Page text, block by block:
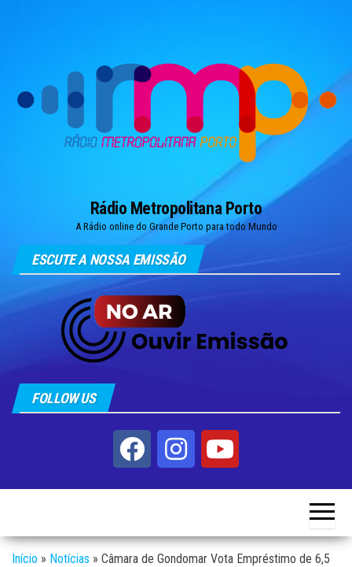
Rádio Metropolitana Porto
A Rádio online do Grande Porto para todo Mundo
ESCUTE A NOSSA EMISSÃO
FOLLOW US
Início » Notícias » Câmara de Gondomar Vota Empréstimo de 6,5